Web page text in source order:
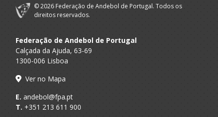
Praia
Desportiva IA
SPORTS
Seniores F - And. Praia
Benfica
F.A.P.
Selecções
Nacionais
2020/21
© 2026 Federação de Andebol de Portugal. Todos os
direitos reservados.
Federação de Andebol de Portugal
Calçada da Ajuda, 63-69
1300-006 Lisboa
Ver no Mapa
E. andebol@fpa.pt
T. +351 213 611 900